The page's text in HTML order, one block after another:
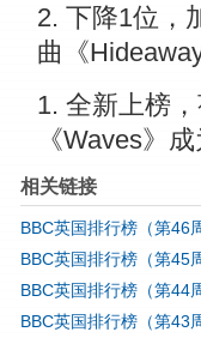
2. 下降1位，
曲《
1. 全新上榜
《Waves》
相关链接
BBC英国排行榜（第46
BBC英国排行榜（第45
BBC英国排行榜（第44
BBC英国排行榜（第43